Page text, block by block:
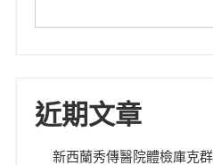
近期文章
新西蘭秀傳醫院體檢庫克